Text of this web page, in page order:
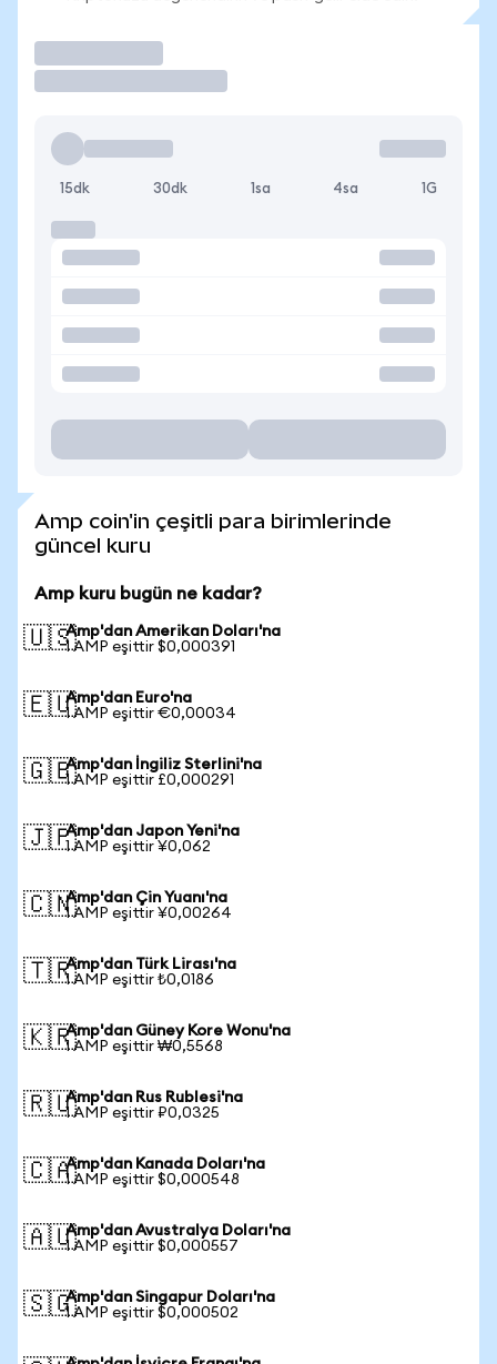
15dk 30dk 1sa 4sa 1G
Amp coin'in çeşitli para birimlerinde
güncel kuru
Amp kuru bugün ne kadar?
🇺🇸Amp'dan Amerikan Doları'na
1 AMP eşittir $0,000391
🇪🇺Amp'dan Euro'na
1 AMP eşittir €0,00034
🇬🇧Amp'dan İngiliz Sterlini'na
1 AMP eşittir £0,000291
🇯🇵Amp'dan Japon Yeni'na
1 AMP eşittir ¥0,062
🇨🇳Amp'dan Çin Yuanı'na
1 AMP eşittir ¥0,00264
🇹🇷Amp'dan Türk Lirası'na
1 AMP eşittir ₺0,0186
🇰🇷Amp'dan Güney Kore Wonu'na
1 AMP eşittir ₩0,5568
🇷🇺Amp'dan Rus Rublesi'na
1 AMP eşittir ₽0,0325
🇨🇦Amp'dan Kanada Doları'na
1 AMP eşittir $0,000548
🇦🇺Amp'dan Avustralya Doları'na
1 AMP eşittir $0,000557
🇸🇬Amp'dan Singapur Doları'na
1 AMP eşittir $0,000502